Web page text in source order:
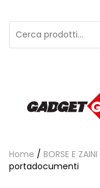
Home / BORSE E ZAINI
portadocumenti